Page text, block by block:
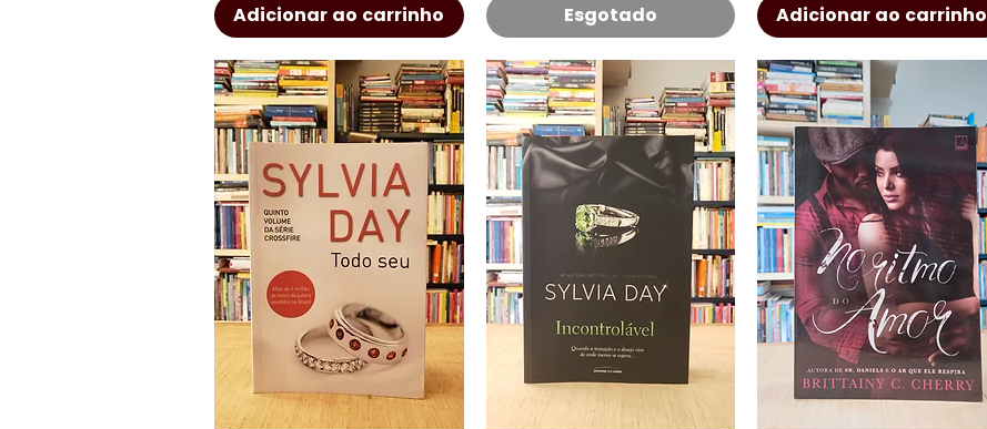
Adicionar ao carrinho Esgotado Adicionar ao carrinho